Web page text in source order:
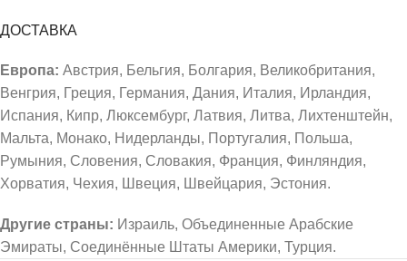
ДОСТАВКА
Европа: Австрия, Бельгия, Болгария, Великобритания,
Венгрия, Греция, Германия, Дания, Италия, Ирландия,
Испания, Кипр, Люксембург, Латвия, Литва, Лихтенштейн,
Мальта, Монако, Нидерланды, Португалия, Польша,
Румыния, Словения, Словакия, Франция, Финляндия,
Хорватия, Чехия, Швеция, Швейцария, Эстония.
Другие страны: Израиль, Объединенные Арабские
Эмираты, Соединённые Штаты Америки, Турция.